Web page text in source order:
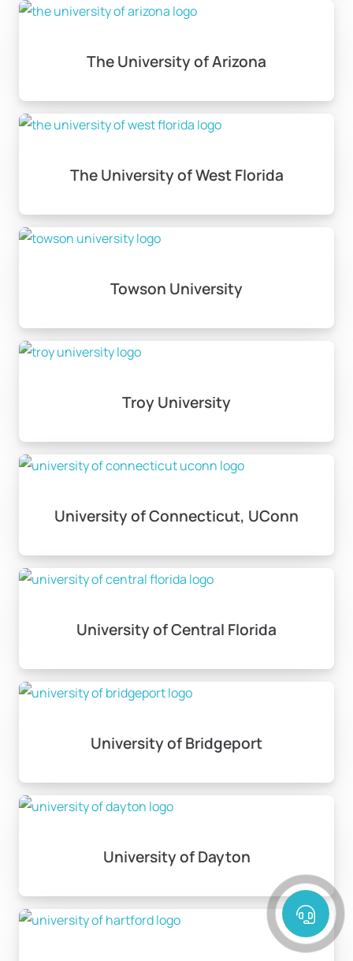
The University of Arizona
The University of West Florida
Towson University
Troy University
University of Connecticut, UConn
University of Central Florida
University of Bridgeport
University of Dayton